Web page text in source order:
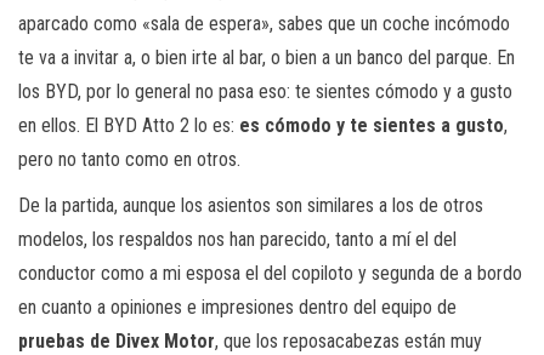
aparcado como «sala de espera», sabes que un coche incómodo
te va a invitar a, o bien irte al bar, o bien a un banco del parque. En
los BYD, por lo general no pasa eso: te sientes cómodo y a gusto
en ellos. El BYD Atto 2 lo es: es cómodo y te sientes a gusto,
pero no tanto como en otros.
De la partida, aunque los asientos son similares a los de otros
modelos, los respaldos nos han parecido, tanto a mí el del
conductor como a mi esposa el del copiloto y segunda de a bordo
en cuanto a opiniones e impresiones dentro del equipo de
pruebas de Divex Motor, que los reposacabezas están muy